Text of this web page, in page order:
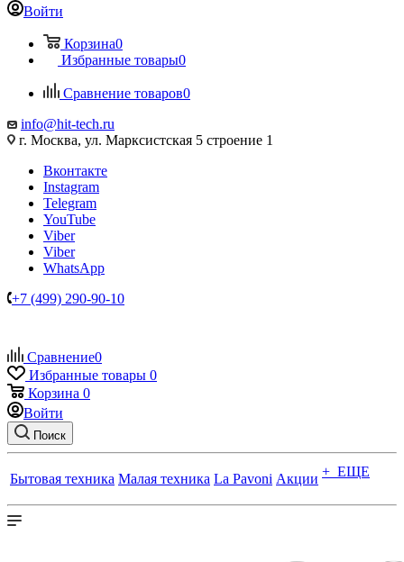
Войти
Корзина0
Избранные товары0
Сравнение товаров0
info@hit-tech.ru
г. Москва, ул. Марксистская 5 строение 1
Вконтакте
Instagram
Telegram
YouTube
Viber
Viber
WhatsApp
+7 (499) 290-90-10
Сравнение0
Избранные товары 0
Корзина 0
Войти
Поиск
Бытовая техника Малая техника La Pavoni Акции + ЕЩЕ